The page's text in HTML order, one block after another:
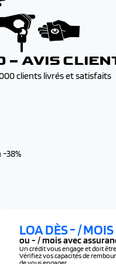
– AVIS
clients livrés et satisfaits
38%
LOA DÈS-/ MOIS
ou- / mois avec
Un crédit vous engage et doit
Vérifiez vos capacités de